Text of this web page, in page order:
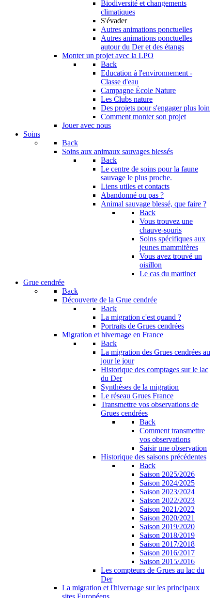
Biodiversité et changements
climatiques
S'évader
Autres animations ponctuelles
Autres animations ponctuelles
autour du Der et des étangs
Monter un projet avec la LPO
Back
Education à l'environnement -
Classe d'eau
Campagne École Nature
Les Clubs nature
Des projets pour s'engager plus loin
Comment monter son projet
Jouer avec nous
Soins
Back
Soins aux animaux sauvages blessés
Back
Le centre de soins pour la faune
sauvage le plus proche.
Liens utiles et contacts
Abandonné ou pas ?
Animal sauvage blessé, que faire ?
Back
Vous trouvez une
chauve-souris
Soins spécifiques aux
jeunes mammifères
Vous avez trouvé un
oisillon
Le cas du martinet
Grue cendrée
Back
Découverte de la Grue cendrée
Back
La migration c'est quand ?
Portraits de Grues cendrées
Migration et hivernage en France
Back
La migration des Grues cendrées au
jour le jour
Historique des comptages sur le lac
du Der
Synthèses de la migration
Le réseau Grues France
Transmettre vos observations de
Grues cendrées
Back
Comment transmettre
vos observations
Saisir une observation
Historique des saisons précédentes
Back
Saison 2025/2026
Saison 2024/2025
Saison 2023/2024
Saison 2022/2023
Saison 2021/2022
Saison 2020/2021
Saison 2019/2020
Saison 2018/2019
Saison 2017/2018
Saison 2016/2017
Saison 2015/2016
Les compteurs de Grues au lac du
Der
La migration et l'hivernage sur les principaux
sites Européens